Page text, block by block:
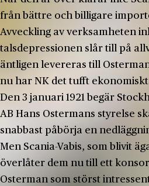
från bättre och billigare
Avveckling av verksamheten
talsdepressionen slår till på
äntligen levereras till
nu har NK det tufft
Den 3 januari 1921 begär
AB Hans Ostermans styrelse
snabbast påbörja en
Men Scania-Vabis, som blivit
överlåter dem nu till ett
Osterman som störst